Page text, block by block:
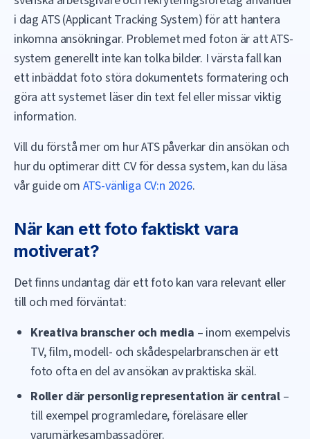
i dag ATS (Applicant Tracking System) för att hantera
inkomna ansökningar. Problemet med foton är att ATS-
system generellt inte kan tolka bilder. I värsta fall kan
ett inbäddat foto störa dokumentets formatering och
göra att systemet läser din text fel eller missar viktig
information.
Vill du förstå mer om hur ATS påverkar din ansökan och
hur du optimerar ditt CV för dessa system, kan du läsa
vår guide om ATS-vänliga CV:n 2026.
När kan ett foto faktiskt vara
motiverat?
Det finns undantag där ett foto kan vara relevant eller
till och med förväntat:
Kreativa branscher och media – inom exempelvis
TV, film, modell- och skådespelarbranschen är ett
foto ofta en del av ansökan av praktiska skäl.
Roller där personlig representation är central–
till exempel programledare, föreläsare eller
varumärkesambassadörer.